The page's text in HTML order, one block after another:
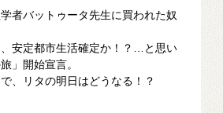
者バットゥータ先生に買われた奴
安定都市生活確定か！？…と思い
」開始宣言。
、リタの明日はどうなる！？